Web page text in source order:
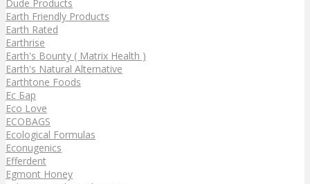
Dude Products
Earth Friendly Products
Earth Rated
Earthrise
Earth's Bounty ( Matrix Health )
Earth's Natural Alternative
Earthtone Foods
Ec Бар
Eco Love
ECOBAGS
Ecological Formulas
Econugenics
Efferdent
Egmont Honey